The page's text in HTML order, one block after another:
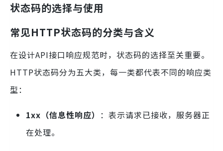
状态码的选择与使用
常见HTTP状态码的分类与含义
在设计API接口响应规范时，状态码的选择至关重要。
HTTP状态码分为五大类，每一类都代表不同的响应类
型：
1xx（信息性响应） ：表示请求已接收，服务器正
在处理。